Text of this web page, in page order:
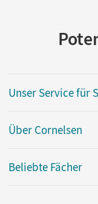
Unser Service für
Über Cornelsen
Beliebte Fächer